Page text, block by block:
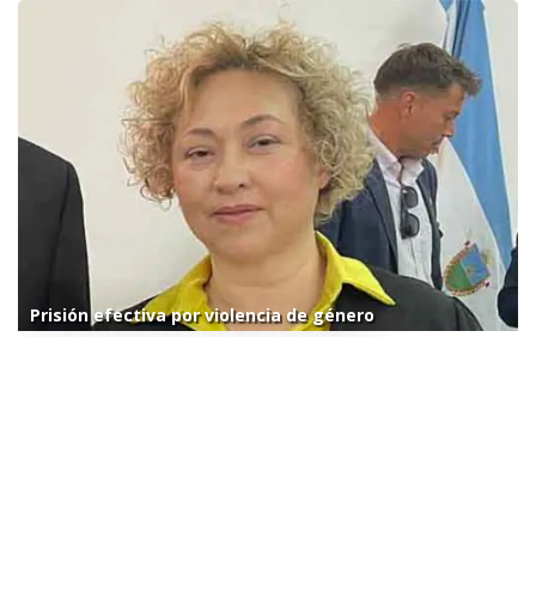
Prisión efectiva por violencia de género